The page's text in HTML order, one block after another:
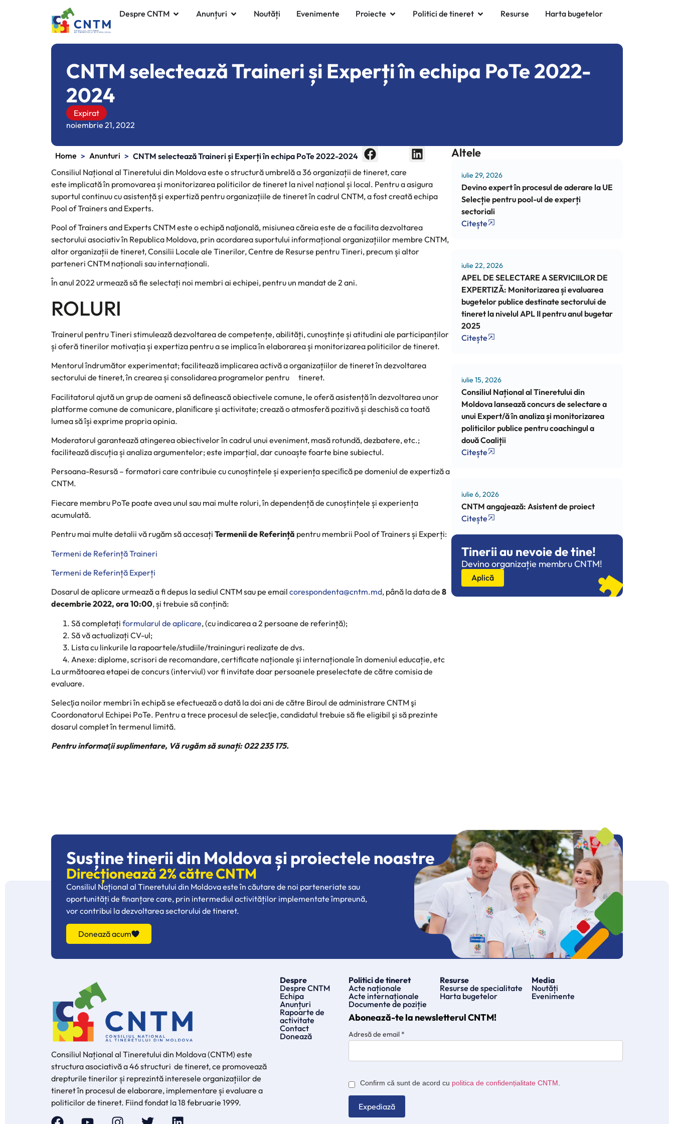
Despre CNTM Anunțuri Noutăți Evenimente Proiecte Politici de tineret Resurse Harta bugetelor
CNTM selectează Traineri și Experți în echipa PoTe 2022-
2024
Expirat
noiembrie 21, 2022
Home > Anunturi > CNTM selectează Traineri și Experți în echipa PoTe 2022-2024
Consiliul Național al Tineretului din Moldova este o structură umbrelă a 36 organizații de tineret, care
este implicată în promovarea și monitorizarea politicilor de tineret la nivel național și local. Pentru a asigura
suportul continuu cu asistență și expertiză pentru organizațiile de tineret în cadrul CNTM, a fost creată echipa
Pool of Trainers and Experts.
Pool of Trainers and Experts CNTM este o echipă naţională, misiunea căreia este de a facilita dezvoltarea
sectorului asociativ în Republica Moldova, prin acordarea suportului informațional organizațiilor membre CNTM,
altor organizații de tineret, Consilii Locale ale Tinerilor, Centre de Resurse pentru Tineri, precum și altor
parteneri CNTM naționali sau internaționali.
În anul 2022 urmează să fie selectați noi membri ai echipei, pentru un mandat de 2 ani.
ROLURI
Trainerul pentru Tineri stimulează dezvoltarea de competențe, abilități, cunoștințe și atitudini ale participanților
și oferă tinerilor motivația și expertiza pentru a se implica în elaborarea și monitorizarea politicilor de tineret.
Mentorul îndrumător experimentat; facilitează implicarea activă a organizațiilor de tineret în dezvoltarea
sectorului de tineret, în crearea și consolidarea programelor pentru tineret.
Facilitatorul ajută un grup de oameni să deﬁnească obiectivele comune, le oferă asistență în dezvoltarea unor
platforme comune de comunicare, planiﬁcare și activitate; crează o atmosferă pozitivă și deschisă ca toată
lumea să își exprime propria opinia.
Moderatorul garantează atingerea obiectivelor în cadrul unui eveniment, masă rotundă, dezbatere, etc.;
facilitează discuția și analiza argumentelor; este imparțial, dar cunoaște foarte bine subiectul.
Persoana-Resursă – formatori care contribuie cu cunoștințele și experiența speciﬁcă pe domeniul de expertiză a
CNTM.
Fiecare membru PoTe poate avea unul sau mai multe roluri, în dependență de cunoștințele și experiența
acumulată.
Pentru mai multe detalii vă rugăm să accesați Termenii de Referință pentru membrii Pool of Trainers și Experți:
Termeni de Referință Traineri
Termeni de Referință Experți
Dosarul de aplicare urmează a fi depus la sediul CNTM sau pe email corespondenta@cntm.md, până la data de 8
decembrie 2022, ora 10:00, și trebuie să conțină:
Să completați formularul de aplicare, (cu indicarea a 2 persoane de referință);
Să vă actualizați CV-ul;
Lista cu linkurile la rapoartele/studiile/traininguri realizate de dvs.
Anexe: diplome, scrisori de recomandare, certificate naționale și internaționale în domeniul educație, etc
La următoarea etapei de concurs (interviul) vor fi invitate doar persoanele preselectate de către comisia de
evaluare.
Selecţia noilor membri în echipă se efectuează o dată la doi ani de către Biroul de administrare CNTM şi
Coordonatorul Echipei PoTe. Pentru a trece procesul de selecţie, candidatul trebuie să fie eligibil şi să prezinte
dosarul complet în termenul limită.
Pentru informaţii suplimentare, Vă rugăm să sunați: 022 235 175.
Altele
iulie 29, 2026
Devino expert în procesul de aderare la UE
Selecție pentru pool-ul de experți
sectoriali
Citește
iulie 22, 2026
APEL DE SELECTARE A SERVICIILOR DE
EXPERTIZĂ: Monitorizarea și evaluarea
bugetelor publice destinate sectorului de
tineret la nivelul APL II pentru anul bugetar
2025
Citește
iulie 15, 2026
Consiliul Național al Tineretului din
Moldova lansează concurs de selectare a
unui Expert/ă în analiza și monitorizarea
politicilor publice pentru coachingul a
două Coaliții
Citește
iulie 6, 2026
CNTM angajează: Asistent de proiect
Citește
Tinerii au nevoie de tine!
Devino organizație membru CNTM!
Aplică
Susține tinerii din Moldova și proiectele noastre
Direcționează 2% către CNTM
Consiliul Național al Tineretului din Moldova este în căutare de noi parteneriate sau
oportunități de finanțare care, prin intermediul activităților implementate împreună,
vor contribui la dezvoltarea sectorului de tineret.
Donează acum
Consiliul Național al Tineretului din Moldova (CNTM) este
structura asociativă a 46 structuri de tineret, ce promovează
drepturile tinerilor și reprezintă interesele organizațiilor de
tineret în procesul de elaborare, implementare și evaluare a
politicilor de tineret. Fiind fondat la 18 februarie 1999.
Despre
Despre CNTM
Echipa
Anunțuri
Rapoarte de
activitate
Contact
Donează
Politici de tineret
Acte naționale
Acte internaționale
Documente de poziție
Resurse
Resurse de specialitate
Harta bugetelor
Media
Noutăți
Evenimente
Abonează-te la newsletterul CNTM!
Adresă de email*
Confirm că sunt de acord cu politica de confidențialitate CNTM.